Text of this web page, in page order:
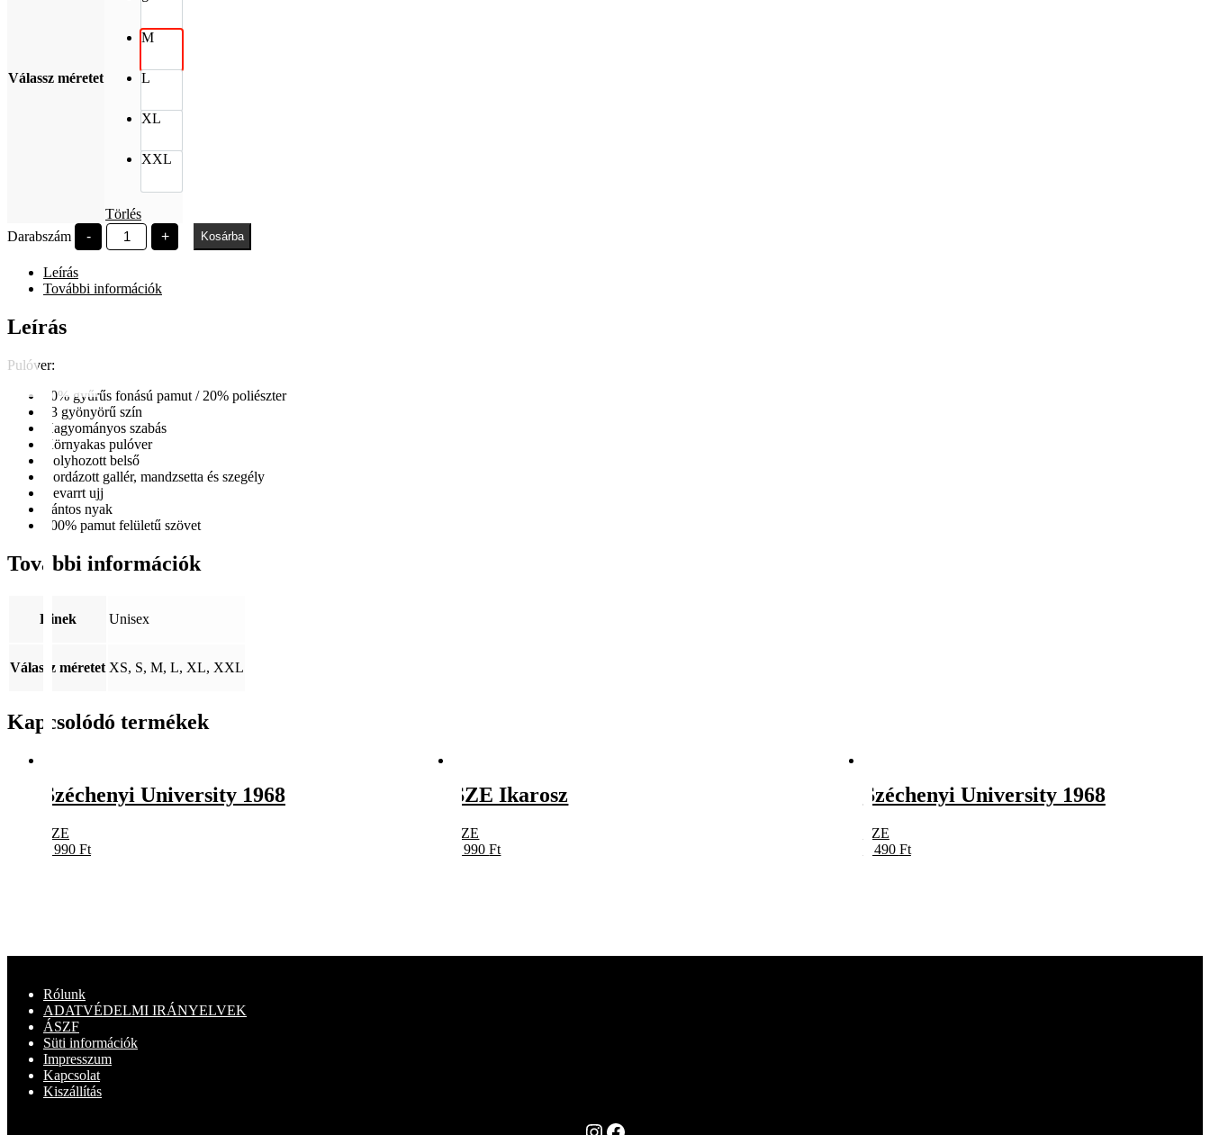
Válassz méretet
M
L
XL
XXL
Törlés
Darabszám
-
Széchenyi
István
+ Kosárba
Leírás
További információk
Leírás
Pulóver:
80% gyűrűs fonású pamut / 20% poliészter
63 gyönyörű szín
Hagyományos szabás
Környakas pulóver
Bolyhozott belső
Bordázott gallér, mandzsetta és szegély
Bevarrt ujj
Pántos nyak
100% pamut felületű szövet
További információk
Kinek Unisex
Válassz méretet XS, S, M, L, XL, XXL
Kapcsolódó termékek
Széchenyi University 1968
SZE
5 990 Ft
SZE Ikarosz
SZE
5 990Ft
Széchenyi University 1968
SZE
5 490 Ft
Rólunk
ADATVÉDELMI IRÁNYELVEK
ÁSZF
Süti információk
Impresszum
Kapcsolat
Kiszállítás